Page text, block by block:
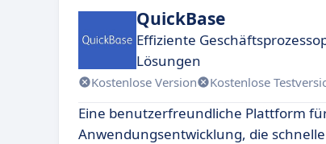
QuickBase
Effiziente
Lösungen
Kostenlose Version Kostenlose
Eine benutzerfreundliche Plattform
Anwendungsentwicklung, die